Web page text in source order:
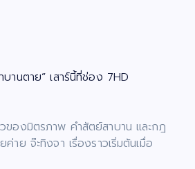
านตาย” เสาร์นี้ที่ช่อง 7HD
ของมิตรภาพ คำสัตย์สาบาน และกฎ
าย จ๊ะทิงจา เรื่องราวเริ่มต้นเมื่อ